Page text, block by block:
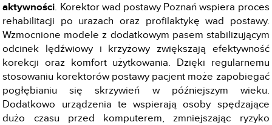
aktywności. Korektor wad postawy Poznań wspiera proces
rehabilitacji po urazach oraz profilaktykę wad postawy.
Wzmocnione modele z dodatkowym pasem stabilizującym
odcinek lędźwiowy i krzyżowy zwiększają efektywność
korekcji oraz komfort użytkowania. Dzięki regularnemu
stosowaniu korektorów postawy pacjent może zapobiegać
pogłębianiu się skrzywień w późniejszym wieku.
Dodatkowo urządzenia te wspierają osoby spędzające
dużo czasu przed komputerem, zmniejszając ryzyko